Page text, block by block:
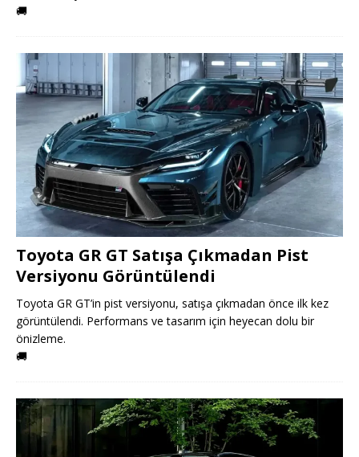
🚚
Toyota GR GT Satışa Çıkmadan Pist
Versiyonu Görüntülendi
Toyota GR GT’in pist versiyonu, satışa çıkmadan önce ilk kez
görüntülendi. Performans ve tasarım için heyecan dolu bir
önizleme.
🚚